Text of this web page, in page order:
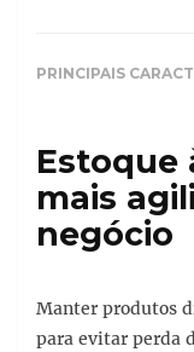
PRINCIPAIS
Estoque
mais
negócio
Manter produtos
para evitar perda